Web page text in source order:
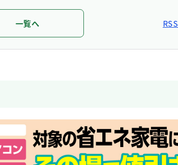
処分について
定を締結しました！
一覧へ RSS